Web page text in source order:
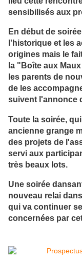
sensibilisés aux
En début de
l'historique et les
origines mais le
la "Boîte aux
les parents de
de les
suivent l'annonce
Toute la soirée,
ancienne grange
des projets de
servi aux
très beaux lots.
Une soirée
nouveau relai
qui va continuer
concernées par